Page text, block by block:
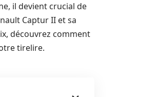
il devient crucial de
Captur II et sa
découvrez comment
tirelire.